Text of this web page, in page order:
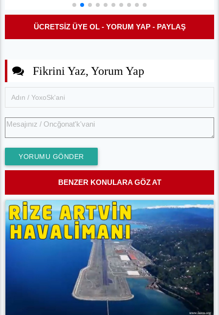
ÜCRETSİZ ÜYE OL - YORUM YAP - PAYLAŞ
Fikrini Yaz, Yorum Yap
YORUMU GÖNDER
BENZER KONULARA GÖZ AT